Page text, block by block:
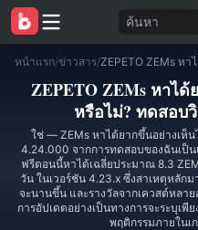
ค้นหา
หน้าแรก/ข่าวสาร/
ZEPETO ZEMs หาได้
หรือไม่? ทดสอบ
ใช่ — ZEMs หาได้ยากขึ้นอย่างเห็น
4.24.000 จากการทดสอบของฉันเป็
ฟรีตอนนี้หาได้เฉลี่ยประมาณ 8.3
วัน ในเวอร์ชัน 4.23.x ซึ่งสาเหตุหลั
จะนานขึ้น และรางวัลจากเควสต์หลา
การอัปเดตอย่างเป็นทางการจะระบุเ
พฤติกรรมภายในเ